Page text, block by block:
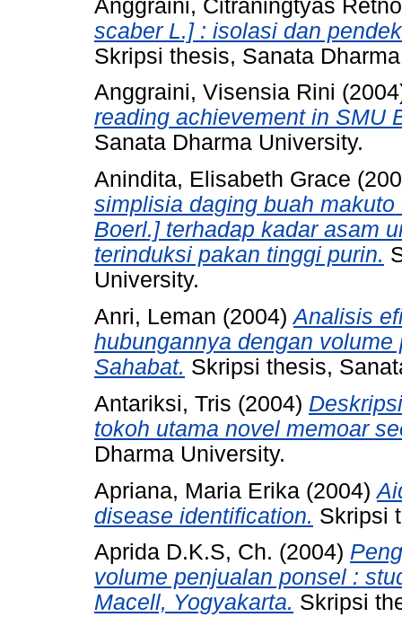
Anggraini, Citraningtyas Retno
scaber L.] : isolasi dan
Skripsi thesis, Sanata
Anggraini, Visensia Rini
reading achievement in SMU
Sanata Dharma University.
Anindita, Elisabeth Grace
simplisia daging buah
Boerl.] terhadap kadar asam
terinduksi pakan tinggi purin.
University.
Anri, Leman (2004)Analisis
hubungannya dengan
Sahabat. Skripsi thesis,
Antariksi, Tris (2004)
tokoh utama novel memoar
Dharma University.
Apriana, Maria Erika (2004)
disease identification. Skripsi
Aprida D.K.S, Ch. (2004)
volume penjualan ponsel :
Macell, Yogyakarta. Skripsi